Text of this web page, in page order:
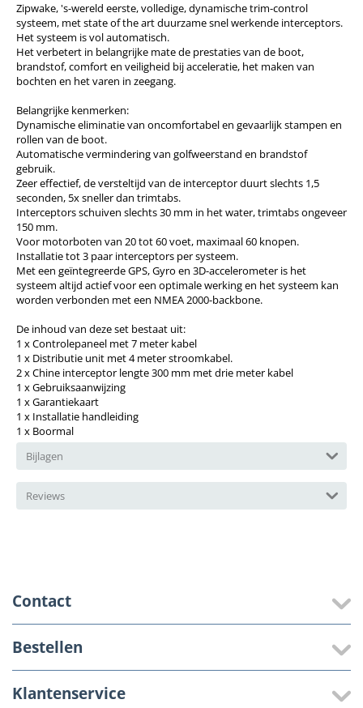
Zipwake, 's-wereld eerste, volledige, dynamische trim-control
systeem, met state of the art duurzame snel werkende interceptors.
Het systeem is vol automatisch.
Het verbetert in belangrijke mate de prestaties van de boot,
brandstof, comfort en veiligheid bij acceleratie, het maken van
bochten en het varen in zeegang.
Belangrijke kenmerken:
Dynamische eliminatie van oncomfortabel en gevaarlijk stampen en
rollen van de boot.
Automatische vermindering van golfweerstand en brandstof
gebruik.
Zeer effectief, de versteltijd van de interceptor duurt slechts 1,5
seconden, 5x sneller dan trimtabs.
Interceptors schuiven slechts 30 mm in het water, trimtabs ongeveer
150 mm.
Voor motorboten van 20 tot 60 voet, maximaal 60 knopen.
Installatie tot 3 paar interceptors per systeem.
Met een geïntegreerde GPS, Gyro en 3D-accelerometer is het
systeem altijd actief voor een optimale werking en het systeem kan
worden verbonden met een NMEA 2000-backbone.
De inhoud van deze set bestaat uit:
1 x Controlepaneel met 7 meter kabel
1 x Distributie unit met 4 meter stroomkabel.
2 x Chine interceptor lengte 300 mm met drie meter kabel
1 x Gebruiksaanwijzing
1 x Garantiekaart
1 x Installatie handleiding
1 x Boormal
Bijlagen
Reviews
Contact
Bestellen
Klantenservice